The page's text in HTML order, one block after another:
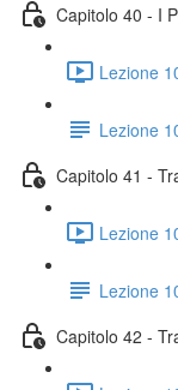
Capitolo 40 - I
Lezione
Lezione
Capitolo 41 -
Lezione
Lezione
Capitolo 42 -